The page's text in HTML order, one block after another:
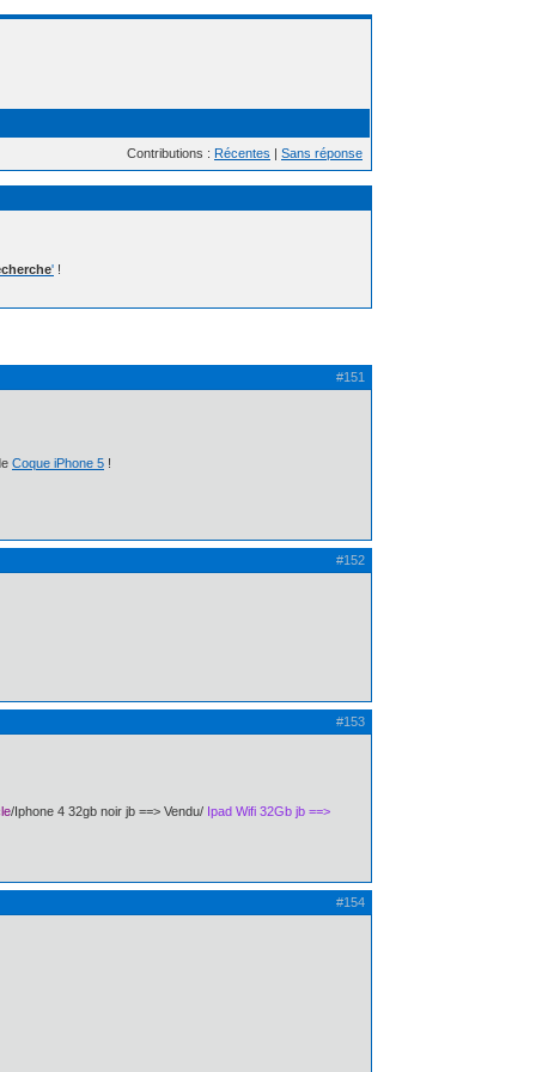
Contributions : Récentes | Sans réponse
' !
#151
Coque iPhone 5 !
#152
#153
/Iphone 4 32gb noir jb ==> Vendu/ Ipad Wifi 32Gb jb ==>
#154